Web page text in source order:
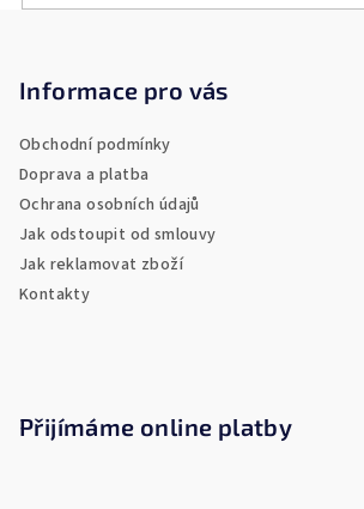
Informace pro vás
Obchodní podmínky
Doprava a platba
Ochrana osobních údajů
Jak odstoupit od smlouvy
Jak reklamovat zboží
Kontakty
Přijímáme online platby